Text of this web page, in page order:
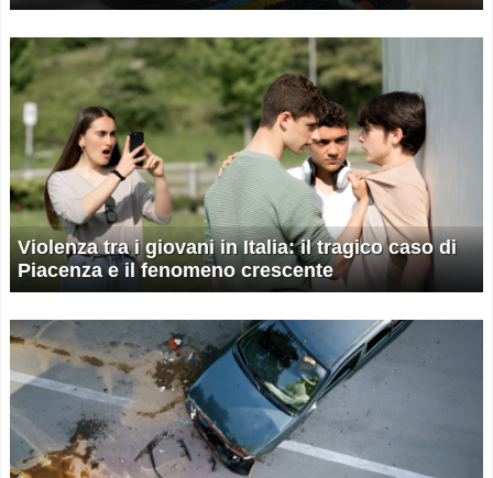
Violenza tra i giovani in Italia: il tragico caso di
Piacenza e il fenomeno crescente